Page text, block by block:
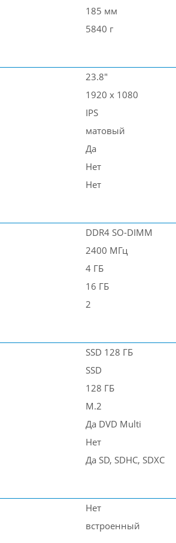
185 мм
5840 г
23.8"
1920 x 1080
IPS
матовый
Да
Нет
Нет
DDR4 SO-DIMM
2400 МГц
4 ГБ
16 ГБ
2
SSD 128 ГБ
SSD
128 ГБ
M.2
Да DVD Multi
Нет
Да SD, SDHC, SDXC
Нет
встроенный